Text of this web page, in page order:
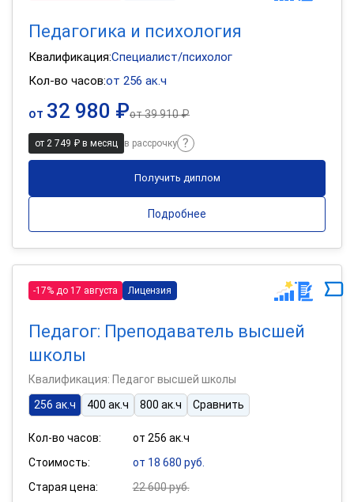
Педагогика и психология
Квалификация:Специалист/психолог
Кол-во часов:от 256 ак.ч
от 32 980 ₽от39 910 ₽
от 2 749 ₽ в месяц в рассрочку
Получить диплом
Подробнее
-17% до 17 августа Лицензия
Педагог: Преподаватель высшей
школы
Квалификация: Педагог высшей школы
256 ак.ч
400 ак.ч 800 ак.ч Сравнить
Кол-во часов:
от 256 ак.ч
Стоимость:
от 18 680 руб.
Старая цена:
22 600 руб.